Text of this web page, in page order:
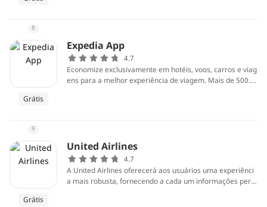
8
Grátis
Expedia App
4.7
Economize exclusivamente em hotéis, voos, carros e viag
ens para a melhor experiência de viagem. Mais de 500.0
9
Grátis
United Airlines
4.7
A United Airlines oferecerá aos usuários uma experiênci
a mais robusta, fornecendo a cada um informações pers